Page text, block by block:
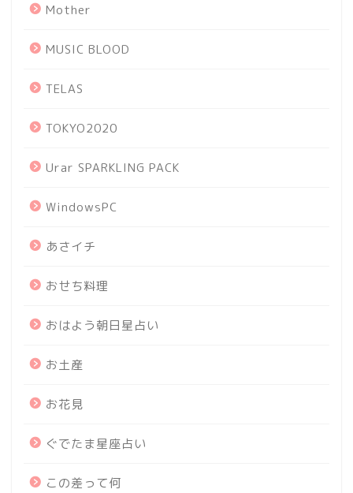
Mother
MUSIC BLOOD
TELAS
TOKYO2020
Urar SPARKLING PACK
WindowsPC
あさイチ
おせち料理
おはよう朝日星占い
お土産
お花見
ぐでたま星座占い
この差って何